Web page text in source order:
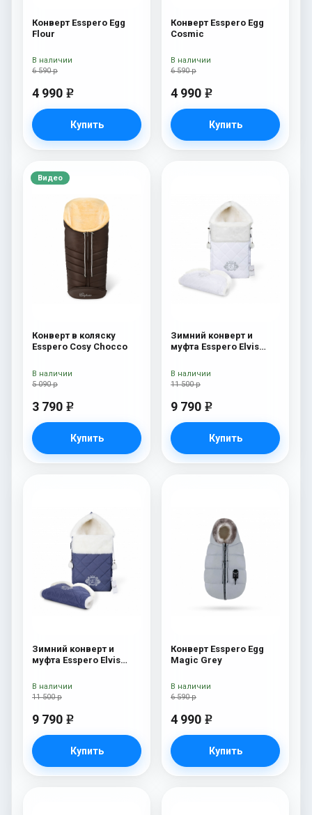
Конверт Esspero Egg
Flour
6 590 р
4 990 e
Купить
В наличии
Конверт Esspero Egg
Cosmic
6 590 р
4 990 e
Купить
В наличии
Видео
Конверт в коляску
Esspero Cosy Chocco
5 090 р
3 790 e
Купить
В наличии
Зимний конверт и
муфта Esspero Elvis
Like
11 500 р
9 790 e
Купить
В наличии
Зимний конверт и
муфта Esspero Elvis
11 500 р
9 790 e
Купить
В наличии
Конверт Esspero Egg
Magic Grey
6 590 р
4 990 e
Купить
В наличии